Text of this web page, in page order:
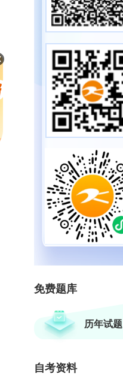
免费题库
历年试题
自考资料